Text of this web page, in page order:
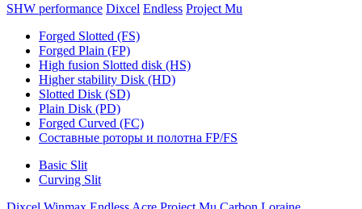
SHW performance Dixcel Endless Project Mu
Forged Slotted (FS)
Forged Plain (FP)
High fusion Slotted disk (HS)
Higher stability Disk (HD)
Slotted Disk (SD)
Plain Disk (PD)
Forged Curved (FC)
Составные роторы и полотна FP/FS
Basic Slit
Curving Slit